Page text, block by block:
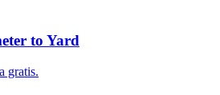
to Yard
gratis.